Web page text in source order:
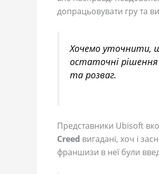
допрацьовувати гру та
Хочемо уточнити,
остаточні
та розваг.
Представники Ubisoft
Creed вигадані, хоч і
франшизи в неї були